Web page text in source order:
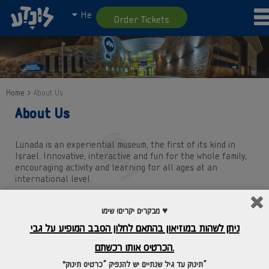
He Order Tickets
Home About Us
About Us
Lunada is an experiential museum, the first of its kind in
Israel. Innovative, interactive and fun for the whole family,
encouraging activity and learning for all ages at an
international level.
share a special, colorful, emotional, educational and
innovative experience that will leave you thirsty for more.
The museum housed in a 4,000 sq.m, 3-story facility that
מבקרים יקרים! שימו ♥
ניתן לשהות במוזיאון בהתאם לחלון הסבב המופיע על גבי
הכרטיס אותו רכשתם.
*תינוק עד גיל שנתיים יש להנפיק “כרטיס תינוק”